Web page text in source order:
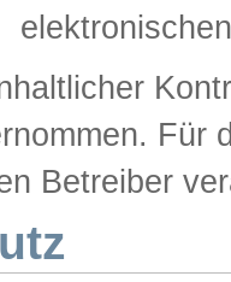
Für
Betreiber